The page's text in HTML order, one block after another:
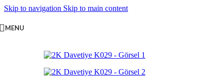
Skip to navigation Skip to main content
MENU